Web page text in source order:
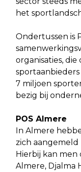
het
Ondertussen is
organisaties,
7 miljoen
bezig bij
POS Almere
In Almere
zich aangemeld
Hierbij kan
Almere, Djalma